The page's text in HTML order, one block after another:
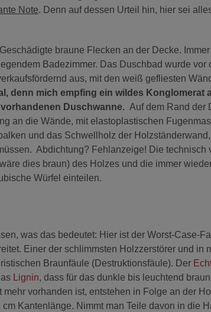
Note. Denn auf dessen Urteil hin, hier sei
braune Flecken an der Decke.
Badezimmer. Das Duschbad wurde
aus, mit den weiß gefliesten
denn mich empfing ein wildes Konglomerat
Duschwanne. Auf dem Rand der
an die Wände, mit elastoplastischen
und das Schwellholz der
Abdichtung? Fehlanzeige! Die technisch
dies braun) des Holzes und die immer
Würfel einteilen.
was das bedeutet: Hier ist der Worst-Case-
Einer der schlimmsten Holzzerstörer und in
Braunfäule (Destruktionsfäule). Der
Lignin, dass für das dunkle bis leuchtend
vorhanden ist, entstehen in Folge an der
Kantenlänge. Nimmt man Teile davon in die